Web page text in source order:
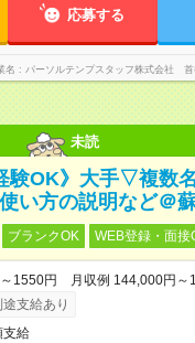
応募する
名 パーソルテンプスタッフ株式会社 首
未読
験OK》大手▽複数
い方の説明など＠
ブランクOK WEB登録・面接
1550円 月収例 144,000円～
支給あり
支給